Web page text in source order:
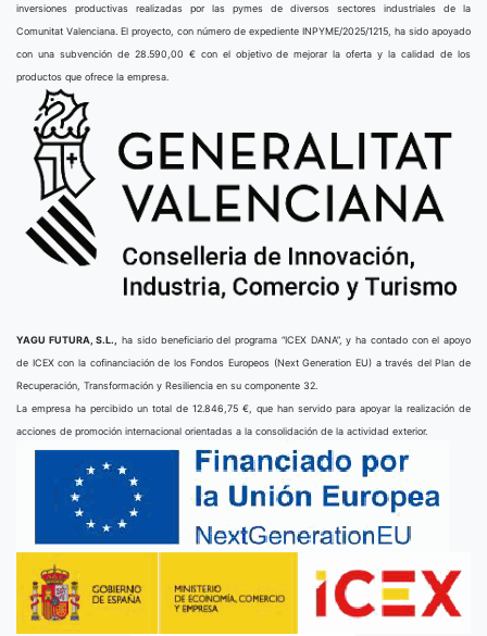
inversiones productivas realizadas por las pymes de diversos sectores industriales de la
Comunitat Valenciana. El proyecto, con número de expediente INPYME/2025/1215, ha sido apoyado
con una subvención de 28.590,00 € con el objetivo de mejorar la oferta y la calidad de los
productos que ofrece la empresa.
YAGU FUTURA, S.L.,
ha sido beneficiario del programa “ICEX DANA”, y ha contado con el apoyo
de ICEX con la cofinanciación de los Fondos Europeos (Next Generation EU) a través del Plan de
Recuperación, Transformación y Resiliencia en su componente 32.
La empresa ha percibido un total de 12.846,75 €, que han servido para apoyar la realización de
acciones de promoción internacional orientadas a la consolidación de la actividad exterior.